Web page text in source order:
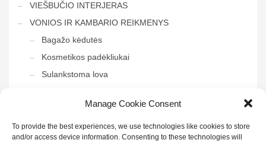
Manage Cookie Consent
To provide the best experiences, we use technologies like cookies to store
and/or access device information. Consenting to these technologies will
VIEŠBUČIO INTERJERAS
VONIOS IR KAMBARIO REIKMENYS
Bagažo kėdutės
Kosmetikos padėkliukai
Sulankstoma lova
Veidrodis į vonią